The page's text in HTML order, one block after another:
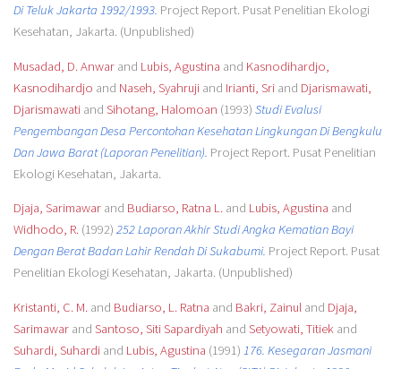
Di Teluk Jakarta 1992/1993. Project Report. Pusat Penelitian Ekologi
Kesehatan, Jakarta. (Unpublished)
Musadad, D. Anwarand Lubis, Agustina and Kasnodihardjo,
Kasnodihardjo and Naseh, Syahrujiand Irianti, Sriand Djarismawati,
Djarismawatiand Sihotang, Halomoan (1993) Studi Evalusi
Pengembangan Desa Percontohan Kesehatan Lingkungan Di Bengkulu
Dan Jawa Barat (Laporan Penelitian). Project Report. Pusat Penelitian
Ekologi Kesehatan, Jakarta.
Djaja, Sarimawarand Budiarso, Ratna L.and Lubis, Agustina and
Widhodo, R.(1992) 252 Laporan Akhir Studi Angka Kematian Bayi
Dengan Berat Badan Lahir Rendah Di Sukabumi. Project Report. Pusat
Penelitian Ekologi Kesehatan, Jakarta. (Unpublished)
Kristanti, C. M.and Budiarso, L. Ratna and Bakri, Zainuland Djaja,
Sarimawarand Santoso, Siti Sapardiyah and Setyowati, Titiekand
Suhardi, Suhardiand Lubis, Agustina (1991) 176. Kesegaran Jasmani